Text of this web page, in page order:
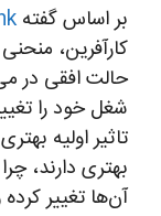
بر اساس گفته
کارآفرین،
حالت افقی در
شغل خود را
تاثیر اولیه
بهتری دارند،
آن‌ها تغییر